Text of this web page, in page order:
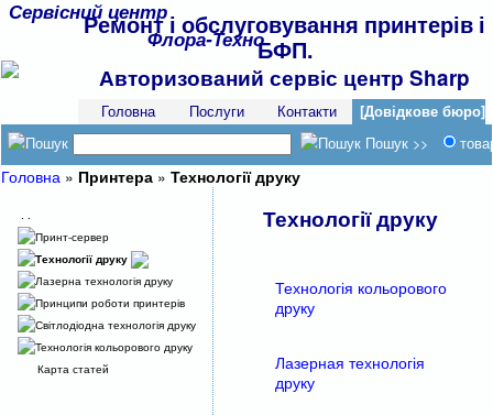
Сервісний центр
Ремонт і обслуговування принтерів і
БФП.
Авторизований сервіс центр Sharp
Флора-Техно
Головна Послуги Контакти [Довідкове бюро]
Пошук >>
Головна » Принтера » Технології друку
Технології друку
Технологія кольорового
друку
Лазерная технологія
друку
Принт-сервер
Технології друку
Лазерна технологія друку
Принципи роботи принтерів
Світлодіодна технологія друку
Технологія кольорового друку
Карта статей